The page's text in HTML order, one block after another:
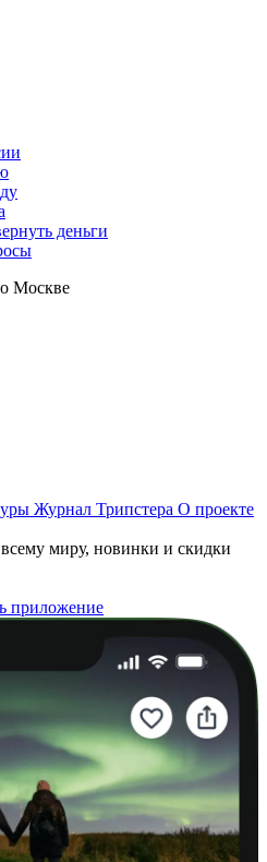
деньги
Москве
Журнал Трипстера О проекте
миру, новинки и скидки
приложение